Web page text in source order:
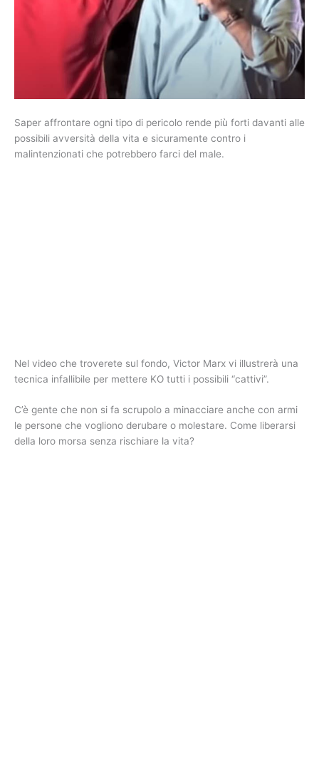
Saper affrontare ogni tipo di pericolo rende più forti davanti alle
possibili avversità della vita e sicuramente contro i
malintenzionati che potrebbero farci del male.
Nel video che troverete sul fondo, Victor Marx vi illustrerà una
tecnica infallibile per mettere KO tutti i possibili “cattivi”.
C’è gente che non si fa scrupolo a minacciare anche con armi
le persone che vogliono derubare o molestare. Come liberarsi
della loro morsa senza rischiare la vita?